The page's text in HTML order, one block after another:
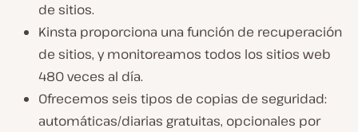
de sitios.
Kinsta proporciona una función de recuperación
de sitios, y monitoreamos todos los sitios web
480 veces al día.
Ofrecemos seis tipos de copias de seguridad:
automáticas/diarias gratuitas, opcionales por